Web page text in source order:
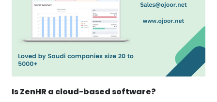
Is ZenHR a cloud-based software?